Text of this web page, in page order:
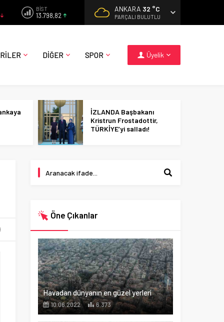
BİST
13.798,82
ANKARA 32 °C
PARÇALI BULUTLU
DİĞER SPOR Üyelik
İZLANDA Başbakanı
Kristrun Frostadottir,
TÜRKİYE’yi salladı!
Öne Çıkanlar
Havadan dünyanın en güzel yerleri
10.06.2022 6.373